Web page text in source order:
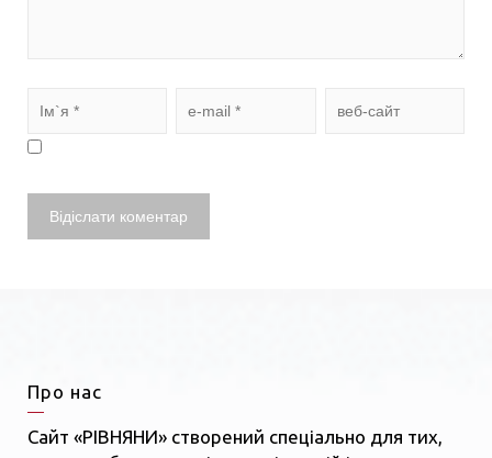
Про нас
Сайт «РІВНЯНИ» створений спеціально для тих,